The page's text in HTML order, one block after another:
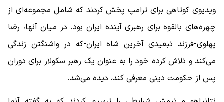
ویدیوی کوتاهی برای ترامپ پخش کردند که شامل مجموعه‌ای از
چهره‌های بالقوه برای رهبری آینده ایران بود. در میان آنها، رضا
پهلوی-فرزند تبعیدی آخرین شاه ایران-که در واشنگتن زندگی
می‌کند و تلاش کرده خود را به عنوان یک رهبر سکولار برای دوران
پس از حکومت دینی معرفی کند، دیده می‌شد.